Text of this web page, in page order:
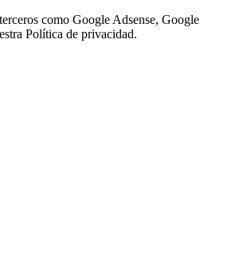
como Google Adsense, Google
Política de privacidad.